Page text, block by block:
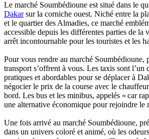
Le marché Soumbédioune est situé dans le
Dakarsur la corniche ouest. Niché entre la
et le quartier des Almadies, ce marché
accessible depuis les différentes parties de la
arrêt incontournable pour les touristes et les
Pour vous rendre au marché Soumbédioune,
transport s’offrent à vous. Les taxis sont l’un
pratiques et abordables pour se déplacer à
négocier le prix de la course avec le
bord. Les bus et les minibus, appelés « car
une alternative économique pour rejoindre le
Une fois arrivé au marché Soumbédioune,
dans un univers coloré et animé, où les